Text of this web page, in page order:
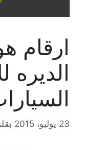
ارقام
الديره
23 يوليو، 2015